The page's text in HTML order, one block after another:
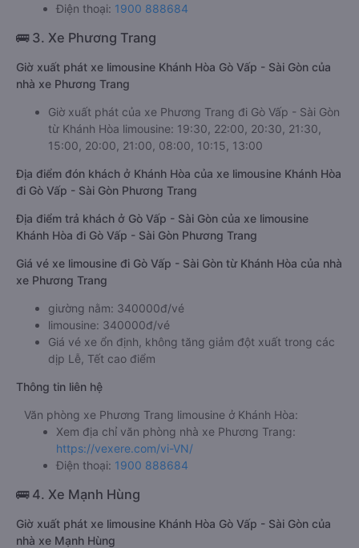
Điện thoại: 1900 888684
🚌 3. Xe Phương Trang
Giờ xuất phát xe limousine Khánh Hòa Gò Vấp - Sài Gòn của
nhà xe Phương Trang
Giờ xuất phát của xe Phương Trang đi Gò Vấp - Sài Gòn
từ Khánh Hòa limousine: 19:30, 22:00, 20:30, 21:30,
15:00, 20:00, 21:00, 08:00, 10:15, 13:00
Địa điểm đón khách ở Khánh Hòa của xe limousine Khánh Hòa
đi Gò Vấp - Sài Gòn Phương Trang
Địa điểm trả khách ở Gò Vấp - Sài Gòn của xe limousine
Khánh Hòa đi Gò Vấp - Sài Gòn Phương Trang
Giá vé xe limousine đi Gò Vấp - Sài Gòn từ Khánh Hòa của nhà
xe Phương Trang
giường nằm: 340000đ/vé
limousine: 340000đ/vé
Giá vé xe ổn định, không tăng giảm đột xuất trong các
dịp Lễ, Tết cao điểm
Thông tin liên hệ
Văn phòng xe Phương Trang limousine ở Khánh Hòa:
Xem địa chỉ văn phòng nhà xe Phương Trang:
https://vexere.com/vi-VN/
Điện thoại: 1900 888684
🚌 4. Xe Mạnh Hùng
Giờ xuất phát xe limousine Khánh Hòa Gò Vấp - Sài Gòn của
nhà xe Mạnh Hùng